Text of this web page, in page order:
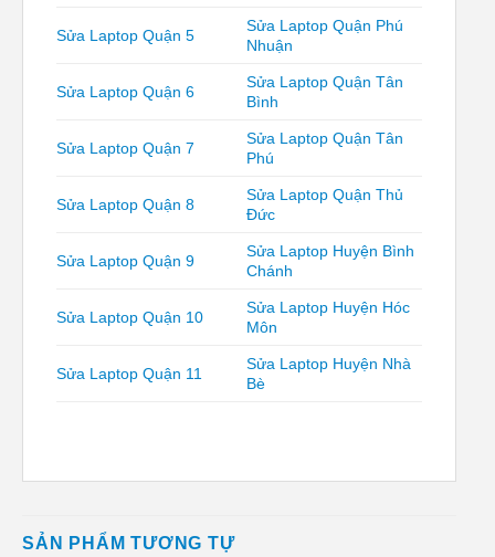
Sửa Laptop Quận 5
Sửa Laptop Quận Phú
Nhuận
Sửa Laptop Quận 6
Sửa Laptop Quận Tân
Bình
Sửa Laptop Quận 7
Sửa Laptop Quận Tân
Phú
Sửa Laptop Quận 8
Sửa Laptop Quận Thủ
Đức
Sửa Laptop Quận 9
Sửa Laptop Huyện Bình
Chánh
Sửa Laptop Quận 10
Sửa Laptop Huyện Hóc
Môn
Sửa Laptop Quận 11
Sửa Laptop Huyện Nhà
Bè
SẢN PHẨM TƯƠNG TỰ